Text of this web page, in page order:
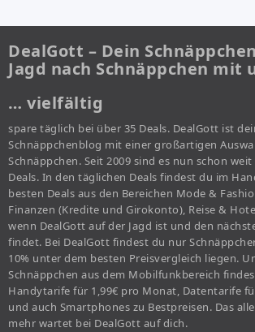
DealGott – Dein
Jagd nach Schnäppchen mit
… vielfältig
spare täglich bei über 35 Deals. DealGott ist
Schnäppchenblog mit einer großartigen
Schnäppchen. Seit 2009 sind es nun schon
Deals. In den täglichen Deals findest du im
besten Deals aus den Bereichen Mode &
Finanzen (Kredite und Girokonto), Reise &
wenn DealGott auf der Jagd ist und den
findet. Bei DealGott findest du nur
10% unter dem besten Preisvergleich liegen.
Schnäppchen aus dem Mobilfunkbereich
Handytarife für 1,99€ pro Monat, Datentarife
und auch Smartphones zu Bestpreisen. Das
mehr wartet bei DealGott auf dich.